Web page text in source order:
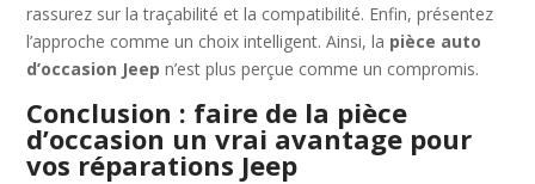
rassurez sur la traçabilité et la compatibilité. Enfin, présentez
l’approche comme un choix intelligent. Ainsi, la pièce auto
d’occasion Jeep n’est plus perçue comme un compromis.
Conclusion : faire de la pièce
d’occasion un vrai avantage pour
vos réparations Jeep